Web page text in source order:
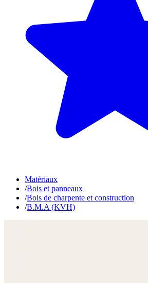
Matériaux
/Bois et panneaux
/Bois de charpente et construction
/B.M.A (KVH)